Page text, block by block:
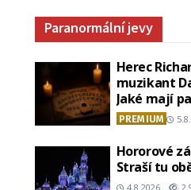
Paranormální jevy
Herec
muzikant
Jaké mají
zážitky?
PREMIUM
Hororové
Straší tu
4.8.2026